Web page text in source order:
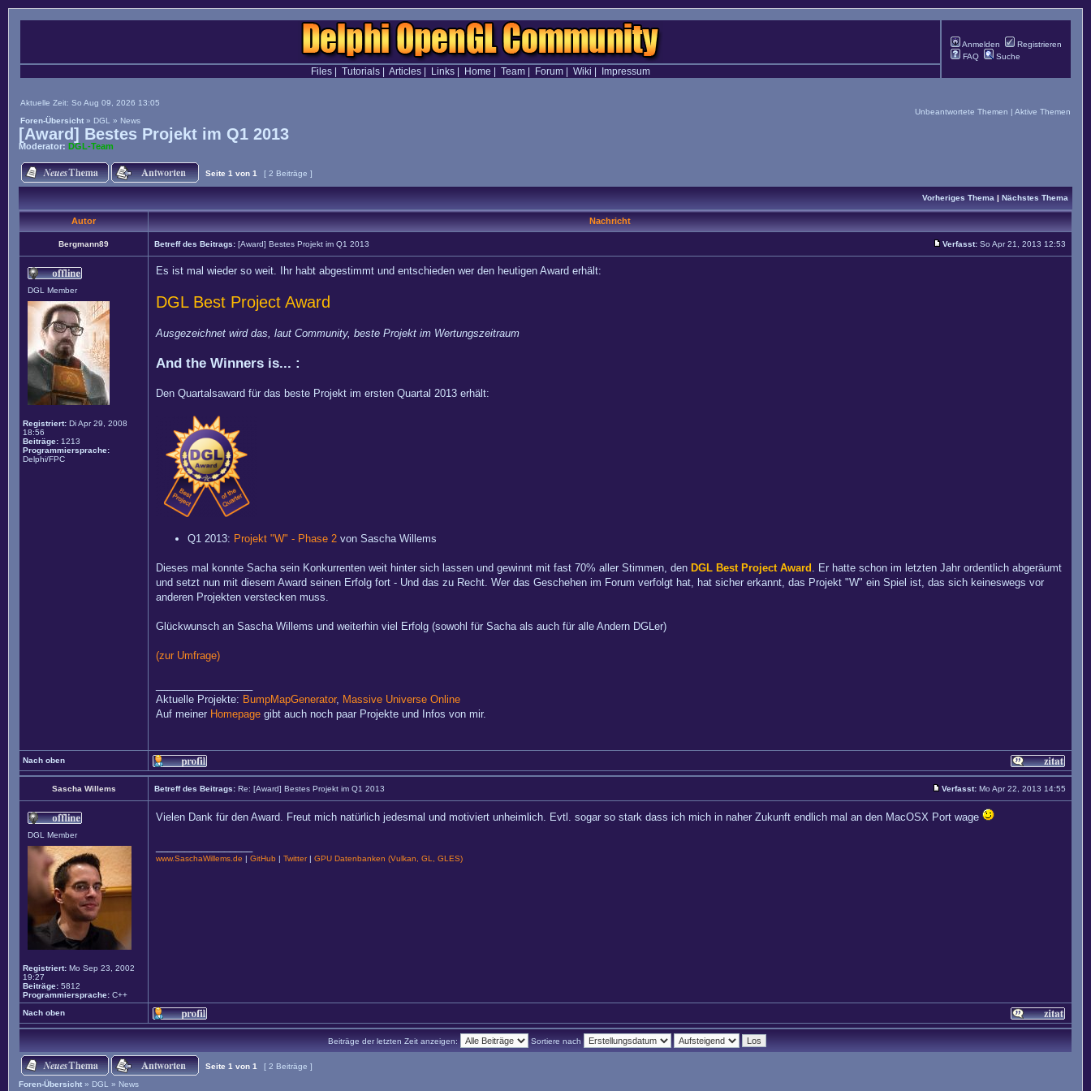
Anmelden
Registrieren
FAQ
Suche
Files| Tutorials| Articles| Links| Home Team| Forum| Wiki Impressum
Aktuelle Zeit: So Aug 09, 2026 13:05
Foren-Übersicht » DGL » News
Unbeantwortete Themen | Aktive Themen
[Award] Bestes Projekt im Q1 2013
Moderator: DGL-Team
Seite 1 von 1 [ 2 Beiträge ]
Vorheriges Thema | Nächstes Thema
Autor Nachricht
Bergmann89 Betreff des Beitrags: [Award] Bestes Projekt im Q1 2013 Verfasst: So Apr 21, 2013 12:53
DGL Member
Registriert: Di Apr 29, 2008
18:56
Beiträge: 1213
Programmiersprache:
Delphi/FPC
Es ist mal wieder so weit. Ihr habt abgestimmt und entschieden wer den heutigen Award erhält:
DGL Best Project Award
Ausgezeichnet wird das, laut Community, beste Projekt im Wertungszeitraum
And the Winners is... :
Den Quartalsaward für das beste Projekt im ersten Quartal 2013 erhält:
Q1 2013: Projekt "W" - Phase 2 von Sascha Willems
Dieses mal konnte Sacha sein Konkurrenten weit hinter sich lassen und gewinnt mit fast 70% aller Stimmen, den DGL Best Project Award . Er hatte schon im letzten Jahr ordentlich abgeräumt
und setzt nun mit diesem Award seinen Erfolg fort - Und das zu Recht. Wer das Geschehen im Forum verfolgt hat, hat sicher erkannt, das Projekt "W" ein Spiel ist, das sich keineswegs vor
anderen Projekten verstecken muss.
Glückwunsch an Sascha Willems und weiterhin viel Erfolg (sowohl für Sacha als auch für alle Andern DGLer)
(zur Umfrage)
Aktuelle Projekte: BumpMapGenerator, Massive Universe Online
Auf meiner Homepage gibt auch noch paar Projekte und Infos von mir.
Nach oben
Sascha Willems Betreff des Beitrags: Re: [Award] Bestes Projekt im Q1 2013 Verfasst: Mo Apr 22, 2013 14:55
DGL Member
Registriert: Mo Sep 23, 2002
19:27
Beiträge: 5812
Programmiersprache: C++
Vielen Dank für den Award. Freut mich natürlich jedesmal und motiviert unheimlich. Evtl. sogar so stark dass ich mich in naher Zukunft endlich mal an den MacOSX Port wage
www.SaschaWillems.de | GitHub | Twitter| GPU Datenbanken (Vulkan, GL, GLES)
Nach oben
Beiträge der letzten Zeit anzeigen: Sortiere nach
Seite 1 von 1
[ 2 Beiträge ]
Foren-Übersicht » DGL » News